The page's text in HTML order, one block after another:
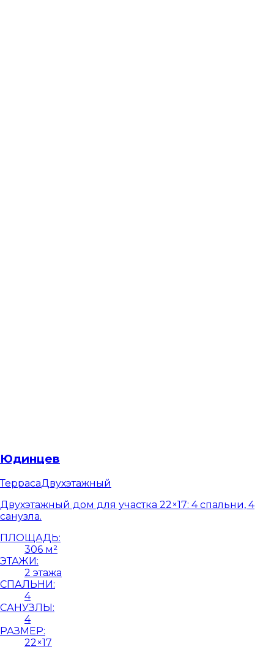
Юдинцев
ТеррасаДвухэтажный
Двухэтажный дом для участка 22×17: 4 спальни, 4
санузла.
ПЛОЩАДЬ:
306 м²
ЭТАЖИ:
2 этажа
СПАЛЬНИ:
4
САНУЗЛЫ:
4
РАЗМЕР:
22×17